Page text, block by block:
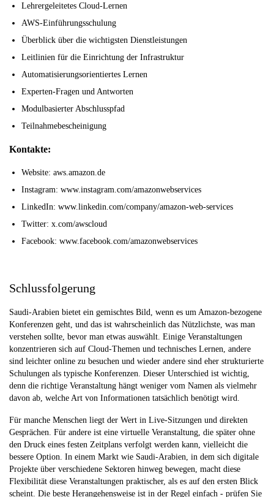
Lehrergeleitetes Cloud-Lernen
AWS-Einführungsschulung
Überblick über die wichtigsten Dienstleistungen
Leitlinien für die Einrichtung der Infrastruktur
Automatisierungsorientiertes Lernen
Experten-Fragen und Antworten
Modulbasierter Abschlusspfad
Teilnahmebescheinigung
Kontakte:
Website: aws.amazon.de
Instagram: www.instagram.com/amazonwebservices
LinkedIn: www.linkedin.com/company/amazon-web-services
Twitter: x.com/awscloud
Facebook: www.facebook.com/amazonwebservices
Schlussfolgerung
Saudi-Arabien bietet ein gemischtes Bild, wenn es um Amazon-bezogene
Konferenzen geht, und das ist wahrscheinlich das Nützlichste, was man
verstehen sollte, bevor man etwas auswählt. Einige Veranstaltungen
konzentrieren sich auf Cloud-Themen und technisches Lernen, andere
sind leichter online zu besuchen und wieder andere sind eher strukturierte
Schulungen als typische Konferenzen. Dieser Unterschied ist wichtig,
denn die richtige Veranstaltung hängt weniger vom Namen als vielmehr
davon ab, welche Art von Informationen tatsächlich benötigt wird.
Für manche Menschen liegt der Wert in Live-Sitzungen und direkten
Gesprächen. Für andere ist eine virtuelle Veranstaltung, die später ohne
den Druck eines festen Zeitplans verfolgt werden kann, vielleicht die
bessere Option. In einem Markt wie Saudi-Arabien, in dem sich digitale
Projekte über verschiedene Sektoren hinweg bewegen, macht diese
Flexibilität diese Veranstaltungen praktischer, als es auf den ersten Blick
scheint. Die beste Herangehensweise ist in der Regel einfach - prüfen Sie